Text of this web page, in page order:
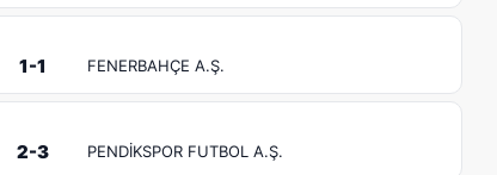
1-1 FENERBAHÇE A.Ş.
2-3 PENDİKSPOR FUTBOL A.Ş.